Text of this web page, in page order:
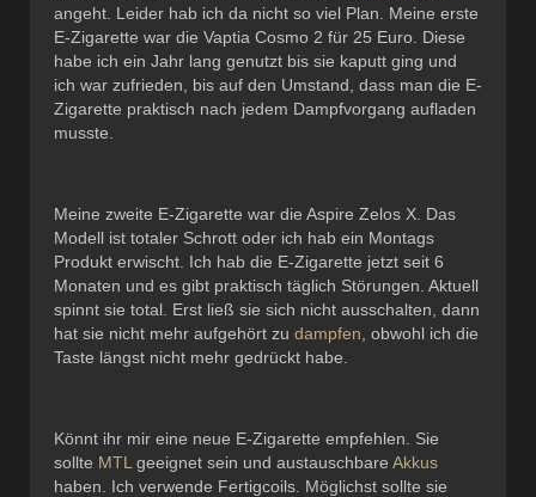
angeht. Leider hab ich da nicht so viel Plan. Meine erste
E-Zigarette war die Vaptia Cosmo 2 für 25 Euro. Diese
habe ich ein Jahr lang genutzt bis sie kaputt ging und
ich war zufrieden, bis auf den Umstand, dass man die E-
Zigarette praktisch nach jedem Dampfvorgang aufladen
musste.
Meine zweite E-Zigarette war die Aspire Zelos X. Das
Modell ist totaler Schrott oder ich hab ein Montags
Produkt erwischt. Ich hab die E-Zigarette jetzt seit 6
Monaten und es gibt praktisch täglich Störungen. Aktuell
spinnt sie total. Erst ließ sie sich nicht ausschalten, dann
hat sie nicht mehr aufgehört zu dampfen , obwohl ich die
Taste längst nicht mehr gedrückt habe.
Könnt ihr mir eine neue E-Zigarette empfehlen. Sie
sollte MTL geeignet sein und austauschbare Akkus
haben. Ich verwende Fertigcoils. Möglichst sollte sie